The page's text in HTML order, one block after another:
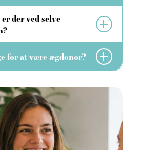
der ved selve
for at være ægdonor?